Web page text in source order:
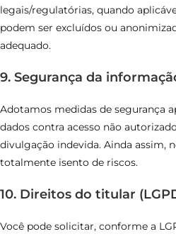
legais/regulatórias, quando
podem ser excluídos ou
adequado.
9. Segurança da
Adotamos medidas de segurança
dados contra acesso não
divulgação indevida. Ainda assim,
totalmente isento de riscos.
10. Direitos do titular
Você pode solicitar, conforme a